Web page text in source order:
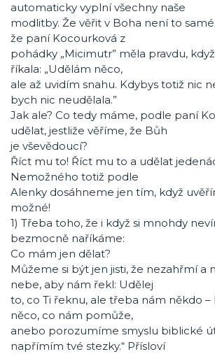
automaticky vyplní všechny naše
modlitby. Že věřit v Boha není to
že paní Kocourková z
pohádky „Micimutr” měla pravdu,
říkala: „Udělám něco,
ale až uvidím snahu. Kdybys totiž nic
bych nic neudělala.”
Jak ale? Co tedy máme, podle paní
udělat, jestliže věříme, že Bůh
je vševědoucí?
Říct mu to! Říct mu to a udělat
Nemožného totiž podle
Alenky dosáhneme jen tím, když
možné!
1) Třeba toho, že i když si mnohdy
bezmocně naříkáme:
Co mám jen dělat?
Můžeme si být jen jisti, že nezahřmí a
nebe, aby nám řekl: Udělej
to, co Ti řeknu, ale třeba nám někdo
něco, co nám pomůže,
anebo porozumíme smyslu biblické
napřímím tvé stezky.“ Přísloví